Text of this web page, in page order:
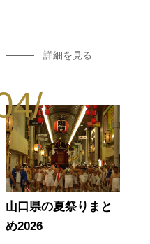
詳細を見る
山口県の夏祭りまと
め2026